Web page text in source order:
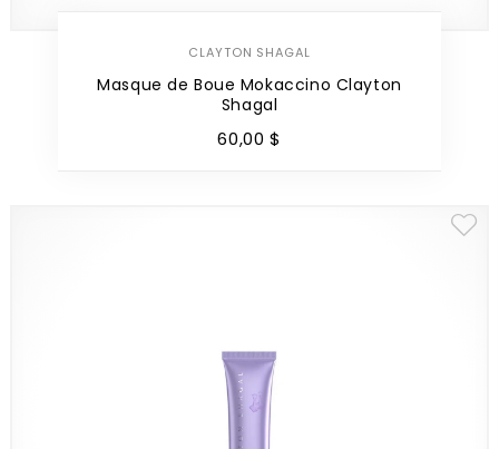
CLAYTON SHAGAL
Masque de Boue Mokaccino Clayton
Shagal
60,00 $